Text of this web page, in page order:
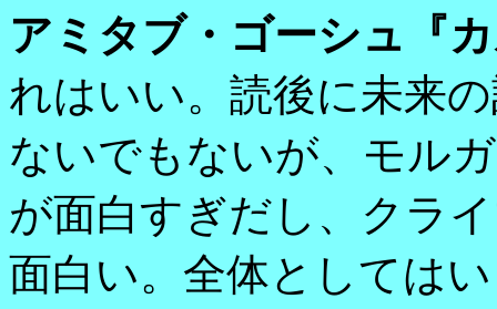
アミタブ・ゴーシュ『
れはいい。読後に未来
ないでもないが、モル
が面白すぎだし、クラ
面白い。全体としては